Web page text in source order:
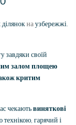
наузбережжі.
завдяки своїй
залом площею
критим
чекаютьвиняткові
гарячий і